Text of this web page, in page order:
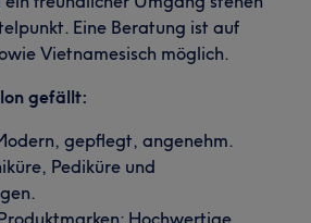
Eine Beratung ist auf
Vietnamesisch möglich.
gefällt:
gepflegt, angenehm.
Pediküre und
Hochwertige